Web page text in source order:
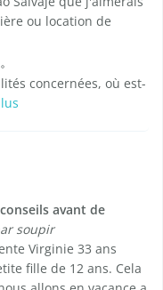
ou location de
concernées, où est-
avant de
soupir
Virginie 33 ans
fille de 12 ans. Cela